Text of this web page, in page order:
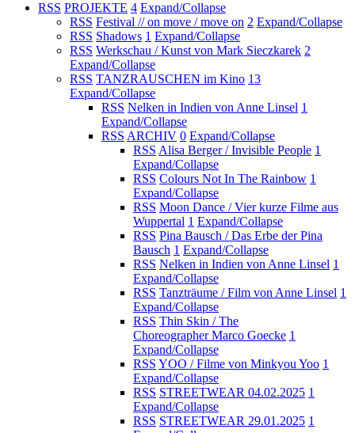
RSS PROJEKTE 4 Expand/Collapse
RSS Festival // on move / move on 2 Expand/Collapse
RSS Shadows 1 Expand/Collapse
RSS Werkschau / Kunst von Mark Sieczkarek 2
Expand/Collapse
RSS TANZRAUSCHEN im Kino 13
Expand/Collapse
RSS Nelken in Indien von Anne Linsel 1
Expand/Collapse
RSS ARCHIV 0 Expand/Collapse
RSS Alisa Berger / Invisible People 1
Expand/Collapse
RSS Colours Not In The Rainbow 1
Expand/Collapse
RSS Moon Dance / Vier kurze Filme aus
Wuppertal 1 Expand/Collapse
RSS Pina Bausch / Das Erbe der Pina
Bausch 1 Expand/Collapse
RSS Nelken in Indien von Anne Linsel 1
Expand/Collapse
RSS Tanzträume / Film von Anne Linsel 1
Expand/Collapse
RSS Thin Skin / The
Choreographer Marco Goecke 1
Expand/Collapse
RSS YOO / Filme von Minkyou Yoo 1
Expand/Collapse
RSS STREETWEAR 04.02.2025 1
Expand/Collapse
RSS STREETWEAR 29.01.2025 1